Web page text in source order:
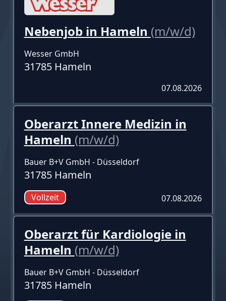
Nebenjob in Hameln (m/w/d)
Wesser GmbH
31785 Hameln
07.08.2026
Oberarzt Innere Medizin in
Hameln (m/w/d)
Bauer B+V GmbH - Düsseldorf
31785 Hameln
Vollzeit 07.08.2026
Oberarzt für Kardiologie in
Hameln (m/w/d)
Bauer B+V GmbH - Düsseldorf
31785 Hameln